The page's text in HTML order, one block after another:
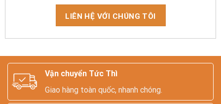
LIÊN HỆ VỚI CHÚNG TÔI
Vận chuyển Tức Thì
Giao hàng toàn quốc, nhanh chóng.